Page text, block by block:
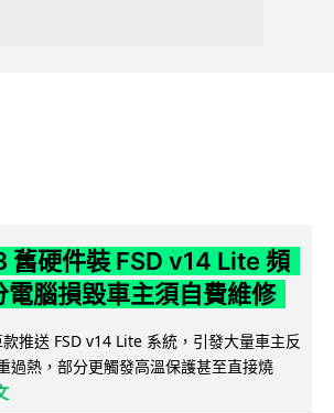
舊硬件裝 FSD v14 Lite 頻
電腦損毀車主須自費維修
推送 FSD v14 Lite 系統，引發大量車主反
過熱，部分更觸發高溫保護甚至直接燒